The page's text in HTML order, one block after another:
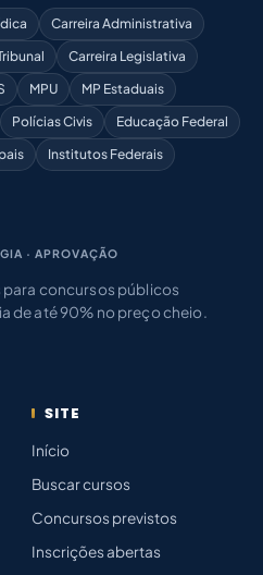
Carreira Administrativa
Carreira Legislativa
MPU
MP Estaduais
Polícias Civis
Educação Federal
Institutos Federais
· APROVAÇÃO
concursos públicos
de até 90% no preço cheio.
SITE
Início
Buscar cursos
Concursos previstos
Inscrições abertas